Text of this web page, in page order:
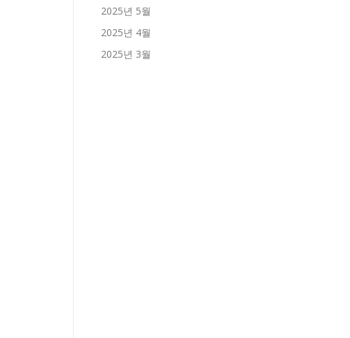
2025년 5월
2025년 4월
2025년 3월